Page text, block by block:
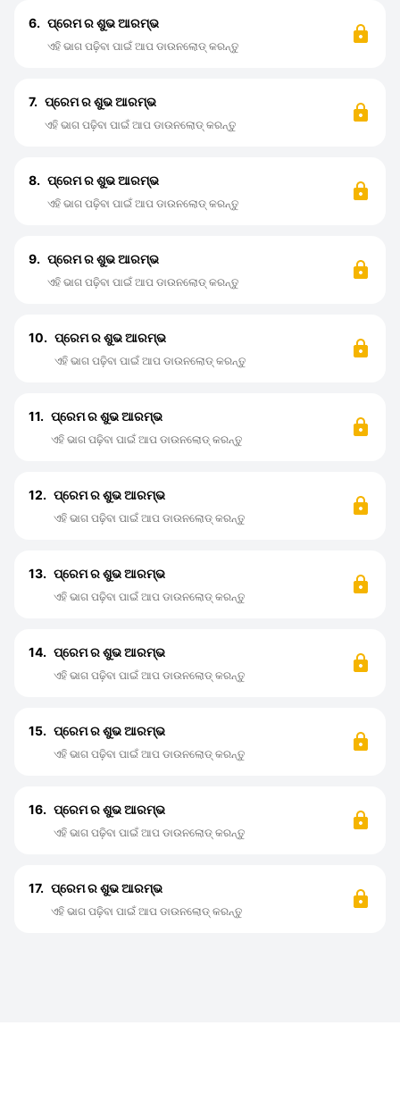
6. ପ୍ରେମ ର ଶୁଭ ଆରମ୍ଭ
ଏହି ଭାଗ ପଢ଼ିବା ପାଇଁ ଆପ ଡାଉନଲୋଡ୍ କରନ୍ତୁ
7. ପ୍ରେମ ର ଶୁଭ ଆରମ୍ଭ
ଏହି ଭାଗ ପଢ଼ିବା ପାଇଁ ଆପ ଡାଉନଲୋଡ୍ କରନ୍ତୁ
8. ପ୍ରେମ ର ଶୁଭ ଆରମ୍ଭ
ଏହି ଭାଗ ପଢ଼ିବା ପାଇଁ ଆପ ଡାଉନଲୋଡ୍ କରନ୍ତୁ
9. ପ୍ରେମ ର ଶୁଭ ଆରମ୍ଭ
ଏହି ଭାଗ ପଢ଼ିବା ପାଇଁ ଆପ ଡାଉନଲୋଡ୍ କରନ୍ତୁ
10. ପ୍ରେମ ର ଶୁଭ ଆରମ୍ଭ
ଏହି ଭାଗ ପଢ଼ିବା ପାଇଁ ଆପ ଡାଉନଲୋଡ୍ କରନ୍ତୁ
11. ପ୍ରେମ ର ଶୁଭ ଆରମ୍ଭ
ଏହି ଭାଗ ପଢ଼ିବା ପାଇଁ ଆପ ଡାଉନଲୋଡ୍ କରନ୍ତୁ
12. ପ୍ରେମ ର ଶୁଭ ଆରମ୍ଭ
ଏହି ଭାଗ ପଢ଼ିବା ପାଇଁ ଆପ ଡାଉନଲୋଡ୍ କରନ୍ତୁ
13. ପ୍ରେମ ର ଶୁଭ ଆରମ୍ଭ
ଏହି ଭାଗ ପଢ଼ିବା ପାଇଁ ଆପ ଡାଉନଲୋଡ୍ କରନ୍ତୁ
14. ପ୍ରେମ ର ଶୁଭ ଆରମ୍ଭ
ଏହି ଭାଗ ପଢ଼ିବା ପାଇଁ ଆପ ଡାଉନଲୋଡ୍ କରନ୍ତୁ
15. ପ୍ରେମ ର ଶୁଭ ଆରମ୍ଭ
ଏହି ଭାଗ ପଢ଼ିବା ପାଇଁ ଆପ ଡାଉନଲୋଡ୍ କରନ୍ତୁ
16. ପ୍ରେମ ର ଶୁଭ ଆରମ୍ଭ
ଏହି ଭାଗ ପଢ଼ିବା ପାଇଁ ଆପ ଡାଉନଲୋଡ୍ କରନ୍ତୁ
17. ପ୍ରେମ ର ଶୁଭ ଆରମ୍ଭ
ଏହି ଭାଗ ପଢ଼ିବା ପାଇଁ ଆପ ଡାଉନଲୋଡ୍ କରନ୍ତୁ